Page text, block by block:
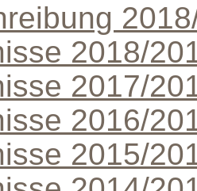
2018/
2017/
2016/
2015/